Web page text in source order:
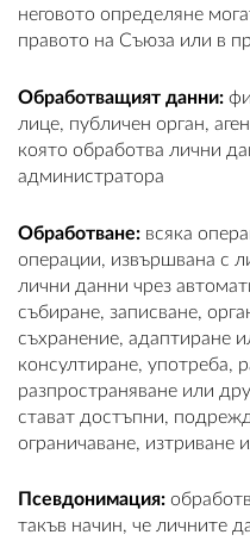
неговото определяне
правото на Съюза или в
Обработващият данни:
лице, публичен орган,
която обработва лични
администратора
Обработване: всяка
операции, извършвана с
лични данни чрез
събиране, записване,
съхранение, адаптиране
консултиране, употреба,
разпространяване или
стават достъпни,
ограничаване,
Псевдонимация:
такъв начин, че личните